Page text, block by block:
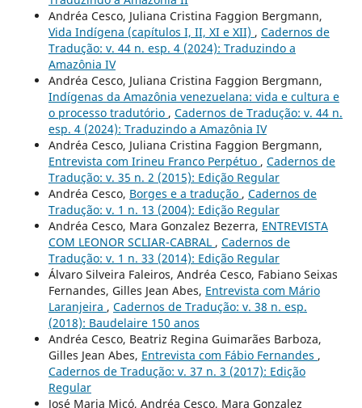
Andréa Cesco, Juliana Cristina Faggion Bergmann,
Vida Indígena (capítulos I, II, XI e XII) , Cadernos de
Tradução: v. 44 n. esp. 4 (2024): Traduzindo a
Amazônia IV
Andréa Cesco, Juliana Cristina Faggion Bergmann,
Indígenas da Amazônia venezuelana: vida e cultura e
o processo tradutório , Cadernos de Tradução: v. 44 n.
esp. 4 (2024): Traduzindo a Amazônia IV
Andréa Cesco, Juliana Cristina Faggion Bergmann,
Entrevista com Irineu Franco Perpétuo , Cadernos de
Tradução: v. 35 n. 2 (2015): Edição Regular
Andréa Cesco, Borges e a tradução , Cadernos de
Tradução: v. 1 n. 13 (2004): Edição Regular
Andréa Cesco, Mara Gonzalez Bezerra, ENTREVISTA
COM LEONOR SCLIAR-CABRAL , Cadernos de
Tradução: v. 1 n. 33 (2014): Edição Regular
Álvaro Silveira Faleiros, Andréa Cesco, Fabiano Seixas
Fernandes, Gilles Jean Abes, Entrevista com Mário
Laranjeira , Cadernos de Tradução: v. 38 n. esp.
(2018): Baudelaire 150 anos
Andréa Cesco, Beatriz Regina Guimarães Barboza,
Gilles Jean Abes, Entrevista com Fábio Fernandes ,
Cadernos de Tradução: v. 37 n. 3 (2017): Edição
Regular
José Maria Micó, Andréa Cesco, Mara Gonzalez